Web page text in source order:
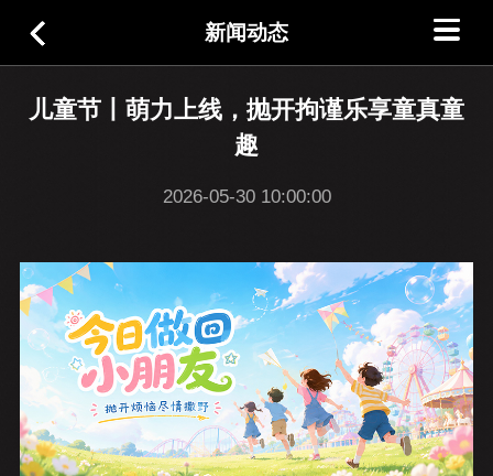
新闻动态
儿童节丨萌力上线，抛开拘谨乐享童真童
趣
2026-05-30 10:00:00